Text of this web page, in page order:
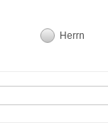
Herrn